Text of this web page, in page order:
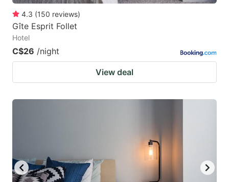
4.3 (150 reviews)
Gîte Esprit Follet
Hotel
C$26 /night
View deal